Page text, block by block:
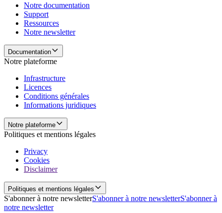
Notre documentation
Support
Ressources
Notre newsletter
Documentation
Notre plateforme
Infrastructure
Licences
Conditions générales
Informations juridiques
Notre plateforme
Politiques et mentions légales
Privacy
Cookies
Disclaimer
Politiques et mentions légales
S'abonner à notre newsletterS'abonner à notre newsletterS'abonner à
notre newsletter